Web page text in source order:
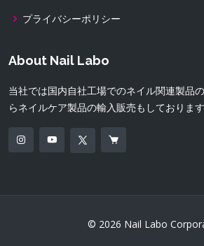
プライバシーポリシー
About Nail Labo
当社では国内自社工場でのネイル関連製品
らネイルケア製品の輸入販売もしております
© 2026 Nail Labo